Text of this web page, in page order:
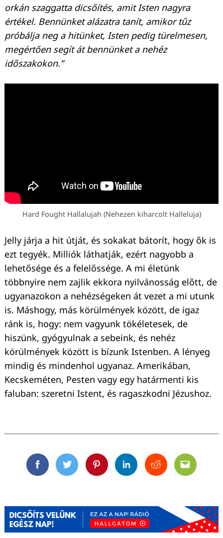
orkán szaggatta dicsőítés, amit Isten nagyra
értékel. Bennünket alázatra tanít, amikor tűz
próbálja neg a hitünket, Isten pedig türelmesen,
megértően segít át bennünket a nehéz
időszakokon.”
Hard Fought Hallalujah (Nehezen kiharcolt Halleluja)
Jelly járja a hit útját, és sokakat bátorít, hogy ők is
ezt tegyék. Milliók láthatják, ezért nagyobb a
lehetősége és a felelőssége. A mi életünk
többnyire nem zajlik ekkora nyilvánosság előtt, de
ugyanazokon a nehézségeken át vezet a mi utunk
is. Máshogy, más körülmények között, de igaz
ránk is, hogy: nem vagyunk tökéletesek, de
hiszünk, gyógyulnak a sebeink, és nehéz
körülmények között is bízunk Istenben. A lényeg
mindig és mindenhol ugyanaz. Amerikában,
Kecskeméten, Pesten vagy egy határmenti kis
faluban: szeretni Istent, és ragaszkodni Jézushoz.
FacebookTwitterPinterestLinkedinRedditEmail